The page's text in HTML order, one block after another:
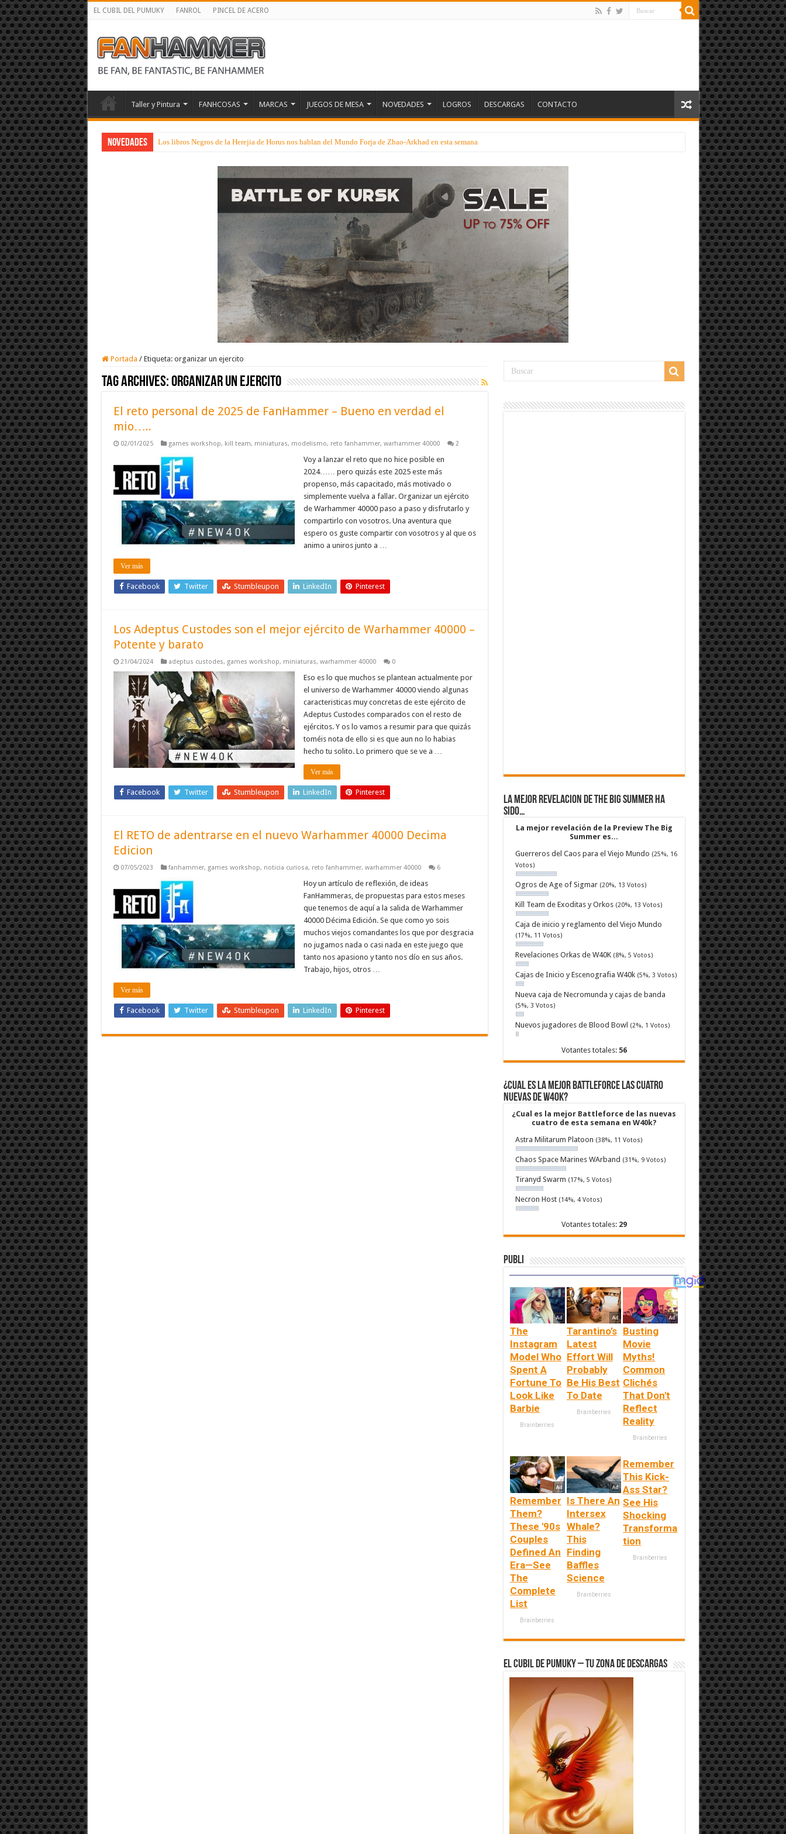
EL CUBIL DEL PUMUKY FANROL PINCEL DE ACERO
Taller y Pintura FANHCOSAS MARCAS JUEGOS DE MESA NOVEDADES LOGROS DESCARGAS CONTACTO
NOVEDADES Los libros Negros de la Herejia de Horus nos hablan del Mundo Forja de Zhao-Arkhad en esta semana
Portada / Etiqueta: organizar un ejercito
Tag Archives:organizar un ejercito
El reto personal de 2025 de FanHammer – Bueno en verdad el
mio…..
02/01/2025 games workshop, kill team, miniaturas, modelismo, reto fanhammer, warhammer 40000 2
Voy a lanzar el reto que no hice posible en
2024…… pero quizás este 2025 este más
propenso, más capacitado, más motivado o
simplemente vuelva a fallar. Organizar un ejército
de Warhammer 40000 paso a paso y disfrutarlo y
compartirlo con vosotros. Una aventura que
espero os guste compartir con vosotros y al que os
animo a uniros junto a …
Ver más
Facebook Twitter Stumbleupon LinkedIn Pinterest
Los Adeptus Custodes son el mejor ejército de Warhammer 40000 –
Potente y barato
21/04/2024 adeptus custodes, games workshop, miniaturas, warhammer 40000 0
Eso es lo que muchos se plantean actualmente por
el universo de Warhammer 40000 viendo algunas
caracteristicas muy concretas de este ejército de
Adeptus Custodes comparados con el resto de
ejércitos. Y os lo vamos a resumir para que quizás
toméis nota de ello si es que aun no lo habias
hecho tu solito. Lo primero que se ve a …
Ver más
Facebook Twitter Stumbleupon LinkedIn Pinterest
El RETO de adentrarse en el nuevo Warhammer 40000 Decima
Edicion
07/05/2023 fanhammer, games workshop, noticia curiosa, reto fanhammer, warhammer 40000 6
Hoy un artículo de reflexión, de ideas
FanHammeras, de propuestas para estos meses
que tenemos de aquí a la salida de Warhammer
40000 Décima Edición. Se que como yo sois
muchos viejos comandantes los que por desgracia
no jugamos nada o casi nada en este juego que
tanto nos apasiono y tanto nos dío en sus años.
Trabajo, hijos, otros …
Ver más
Facebook Twitter Stumbleupon LinkedIn Pinterest
La mejor revelacion de The Big Summer ha
sido…
La mejor revelación de la Preview The Big
Summer es...
Guerreros del Caos para el Viejo Mundo (25%, 16
Votos)
Ogros de Age of Sigmar (20%, 13 Votos)
Kill Team de Exoditas y Orkos (20%, 13 Votos)
Caja de inicio y reglamento del Viejo Mundo
(17%, 11 Votos)
Revelaciones Orkas de W40K (8%, 5 Votos)
Cajas de Inicio y Escenografia W40k (5%, 3 Votos)
Nueva caja de Necromunda y cajas de banda
(5%, 3 Votos)
Nuevos jugadores de Blood Bowl (2%, 1 Votos)
Votantes totales: 56
¿Cual es la mejor Battleforce las cuatro
nuevas de W40k?
¿Cual es la mejor Battleforce de las nuevas
cuatro de esta semana en W40k?
Astra Militarum Platoon (38%, 11 Votos)
Chaos Space Marines WArband (31%, 9 Votos)
Tiranyd Swarm (17%, 5 Votos)
Necron Host (14%, 4 Votos)
Votantes totales: 29
Publi
The
Instagram
Model Who
Spent A
Fortune To
Look Like
Barbie
Brainberries
Tarantino’s
Latest
Effort Will
Probably
Be His Best
To Date
Brainberries
Busting
Movie
Myths!
Common
Clichés
That Don't
Reflect
Reality
Brainberries
Remember
Them?
These '90s
Couples
Defined An
Era—See
The
Complete
List
Brainberries
Is There An
Intersex
Whale?
This
Finding
Baffles
Science
Brainberries
Remember
This Kick-
Ass Star?
See His
Shocking
Transforma
tion
Brainberries
El Cubil de Pumuky – Tu zona de Descargas